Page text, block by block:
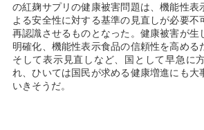
の紅麹サプリの健康被害問題は、機能性表
よる安全性に対する基準の見直しが必要不
再認識させるものとなった。健康被害が生
明確化、機能性表示食品の信頼性を高める
そして表示見直しなど、国として早急に
れ、ひいては国民が求める健康増進にも大
いきそうだ。